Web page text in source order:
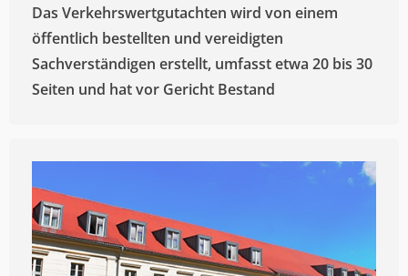
Das Verkehrswertgutachten wird von einem
öffentlich bestellten und vereidigten
Sachverständigen erstellt, umfasst etwa 20 bis 30
Seiten und hat vor Gericht Bestand